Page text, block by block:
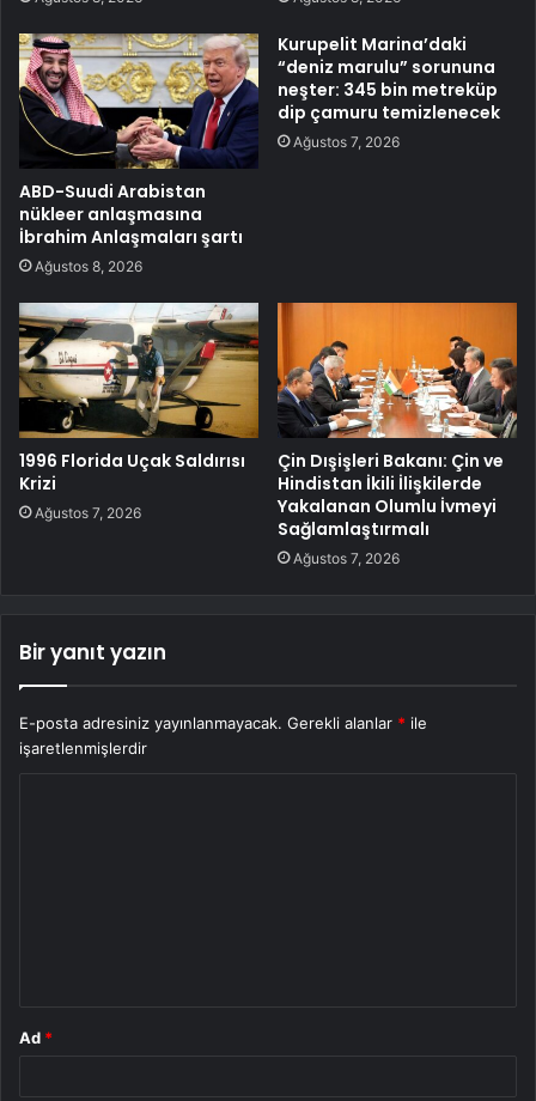
ABD-Suudi Arabistan
nükleer anlaşmasına
İbrahim Anlaşmaları şartı
Ağustos 8, 2026
Kurupelit Marina’daki
“deniz marulu” sorununa
neşter: 345 bin metreküp
dip çamuru temizlenecek
Ağustos 7, 2026
1996 Florida Uçak Saldırısı
Krizi
Ağustos 7, 2026
Çin Dışişleri Bakanı: Çin ve
Hindistan İkili İlişkilerde
Yakalanan Olumlu İvmeyi
Sağlamlaştırmalı
Ağustos 7, 2026
Bir yanıt yazın
E-posta adresiniz yayınlanmayacak. Gerekli alanlar * ile
işaretlenmişlerdir
Ad *